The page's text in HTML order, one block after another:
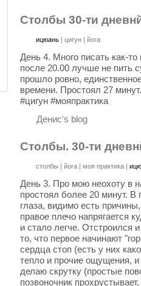
Столбы 30-ти
ицюань |цигун |йога
День 4. Много писать как-
после 20.00 лучше не пить
прошло ровно,
времени. Простоял 27 минут.
‪#‎цигун‬ ‪#‎мояпрактика‬
Денис's blog
Столбы. 30-ти
столбы |йога |моя практика |
День 3. Про мою неохоту в
простоял более 20 минут. В
глаза, видимо есть
правое плечо напрягается
и стало легче. Отстроился
то, что первое начинают
сердца стоп (есть у них
тепло и прочие ощущения, и
делаю скрутку (простые
позвоночник